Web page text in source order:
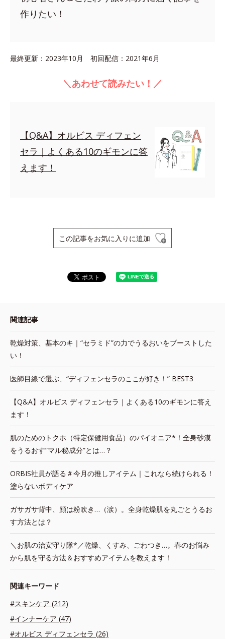
作りたい！
最終更新：2023年10月 初回配信：2021年6月
＼あわせて読みたい！／
【Q&A】オルビス ディフェン
セラ｜よくある10のギモンに答
えます！
この記事をお気に入りに追加
関連記事
乾燥対策、基本のキ｜“セラミド”の力でうるおいをブーストした
い！
医師目線で選ぶ、“ディフェンセラのここが好き！” BEST3
【Q&A】オルビス ディフェンセラ｜よくある10のギモンに答え
ます！
肌のためのトクホ（特定保健用食品）のパイオニア*！全身砂漠
をうるおす”マル秘成分”とは…？
ORBIS社員が語る＃今月の推しアイテム｜これなら続けられる！
塗らないボディケア
ガサガサ背中、顔は粉吹き…（涙）。全身乾燥肌を丸ごとうるお
す方法とは？
＼お肌の治安守り隊*／乾燥、くすみ、ごわつき…。春のお悩み
から肌を守る方法＆おすすめアイテムを教えます！
関連キーワード
#スキンケア (212)
#インナーケア (47)
#オルビス ディフェンセラ (26)